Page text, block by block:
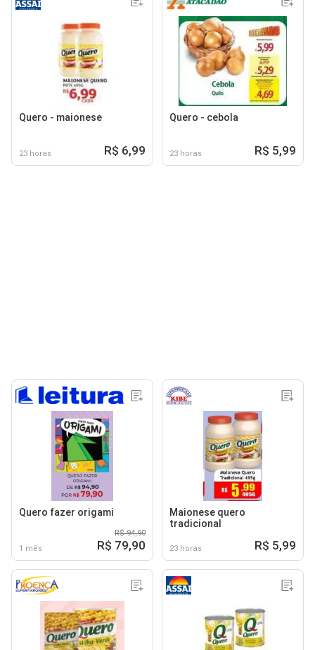
Quero - maionese
23 horas R$ 6,99
Quero - cebola
23 horas R$ 5,99
Quero fazer origami
1 mês
R$ 94,90
R$ 79,90
Maionese quero
tradicional
23 horas R$ 5,99